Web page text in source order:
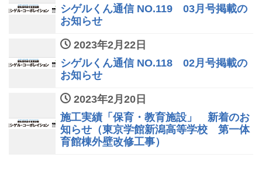
シゲルくん通信 NO.119 03月号掲載の
お知らせ
2023年2月22日
シゲルくん通信 NO.118 02月号掲載の
お知らせ
2023年2月20日
施工実績「保育・教育施設」 新着のお
知らせ（東京学館新潟高等学校 第一体
育館棟外壁改修工事）